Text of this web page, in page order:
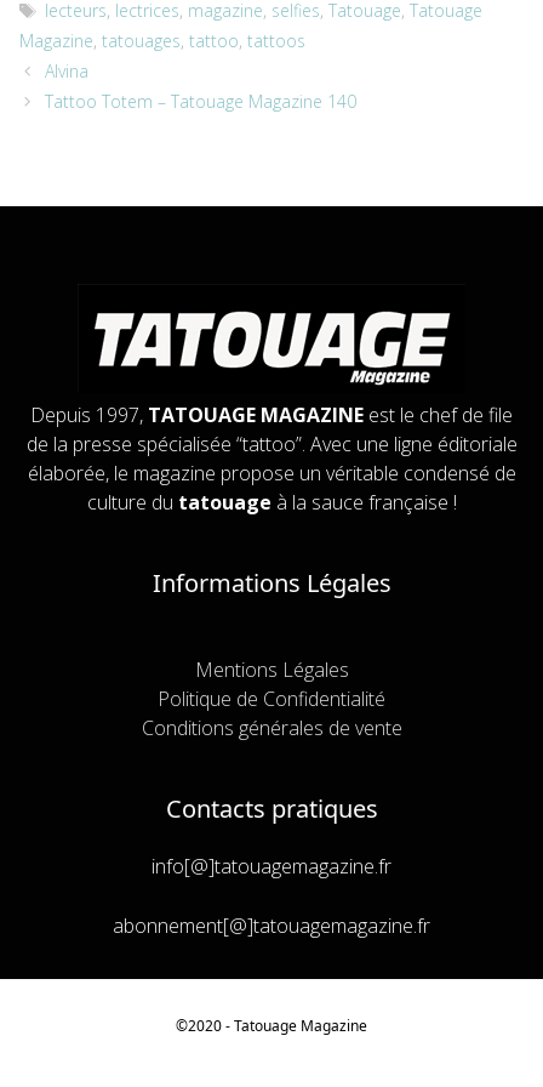
Étiquettes
lecteurs, lectrices, magazine, selfies,Tatouage,Tatouage
Magazine, tatouages, tattoo, tattoos
Alvina
Tattoo Totem – Tatouage Magazine 140
Depuis 1997, TATOUAGE MAGAZINE est le chef de file
de la presse spécialisée “tattoo”. Avec une ligne éditoriale
élaborée, le magazine propose un véritable condensé de
culture du tatouage à la sauce française !
Informations Légales
Mentions Légales
Politique de Confidentialité
Conditions générales de vente
Contacts pratiques
info[@]tatouagemagazine.fr
abonnement[@]tatouagemagazine.fr
©2020 - Tatouage Magazine
Article ajouté au panier